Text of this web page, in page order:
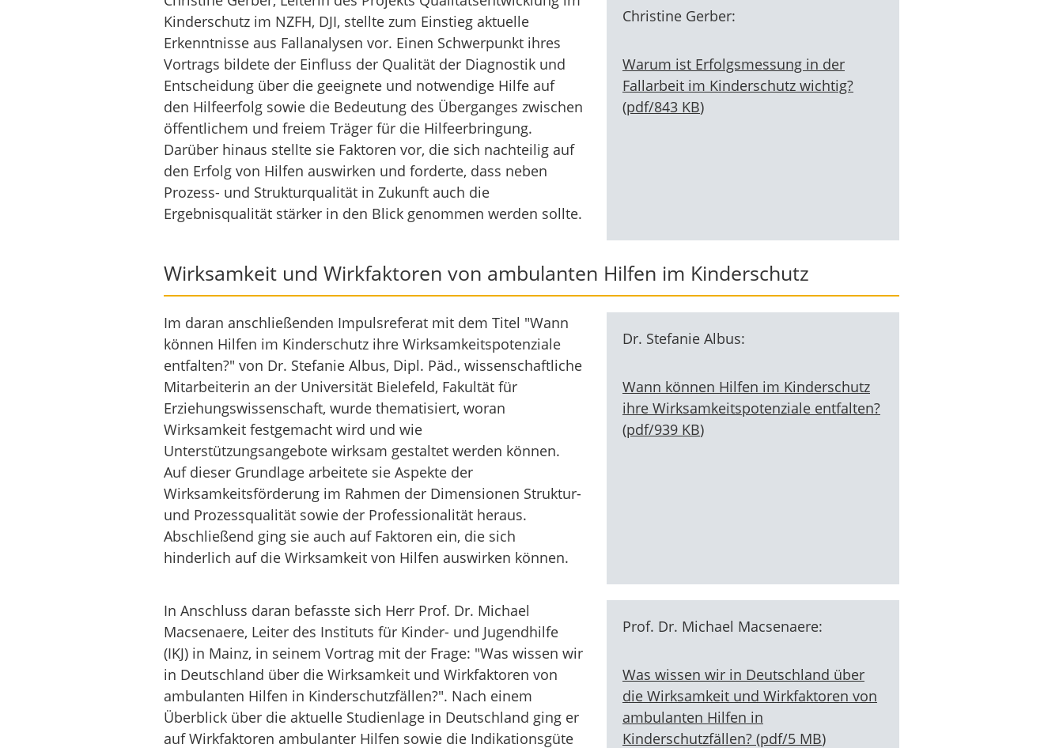
Kinderschutz im NZFH, DJI, stellte zum Einstieg aktuelle
Erkenntnisse aus Fallanalysen vor. Einen Schwerpunkt ihres
Vortrags bildete der Einfluss der Qualität der Diagnostik und
Entscheidung über die geeignete und notwendige Hilfe auf
den Hilfeerfolg sowie die Bedeutung des Überganges zwischen
öffentlichem und freiem Träger für die Hilfeerbringung.
Darüber hinaus stellte sie Faktoren vor, die sich nachteilig auf
den Erfolg von Hilfen auswirken und forderte, dass neben
Prozess- und Strukturqualität in Zukunft auch die
Ergebnisqualität stärker in den Blick genommen werden sollte.
Christine Gerber:
Warum ist Erfolgsmessung in der
Fallarbeit im Kinderschutz wichtig?
(pdf/843 KB)
Wirksamkeit und Wirkfaktoren von ambulanten Hilfen im Kinderschutz
Im daran anschließenden Impulsreferat mit dem Titel "Wann
können Hilfen im Kinderschutz ihre Wirksamkeitspotenziale
entfalten?" von Dr. Stefanie Albus, Dipl. Päd., wissenschaftliche
Mitarbeiterin an der Universität Bielefeld, Fakultät für
Erziehungswissenschaft, wurde thematisiert, woran
Wirksamkeit festgemacht wird und wie
Unterstützungsangebote wirksam gestaltet werden können.
Auf dieser Grundlage arbeitete sie Aspekte der
Wirksamkeitsförderung im Rahmen der Dimensionen Struktur-
und Prozessqualität sowie der Professionalität heraus.
Abschließend ging sie auch auf Faktoren ein, die sich
hinderlich auf die Wirksamkeit von Hilfen auswirken können.
Dr. Stefanie Albus:
Wann können Hilfen im Kinderschutz
ihre Wirksamkeitspotenziale entfalten?
(pdf/939 KB)
In Anschluss daran befasste sich Herr Prof. Dr. Michael
Macsenaere, Leiter des Instituts für Kinder- und Jugendhilfe
(IKJ) in Mainz, in seinem Vortrag mit der Frage: "Was wissen wir
in Deutschland über die Wirksamkeit und Wirkfaktoren von
ambulanten Hilfen in Kinderschutzfällen?". Nach einem
Überblick über die aktuelle Studienlage in Deutschland ging er
auf Wirkfaktoren ambulanter Hilfen sowie die Indikationsgüte
Prof. Dr. Michael Macsenaere:
Was wissen wir in Deutschland über
die Wirksamkeit und Wirkfaktoren von
ambulanten Hilfen in
Kinderschutzfällen? (pdf/5 MB)